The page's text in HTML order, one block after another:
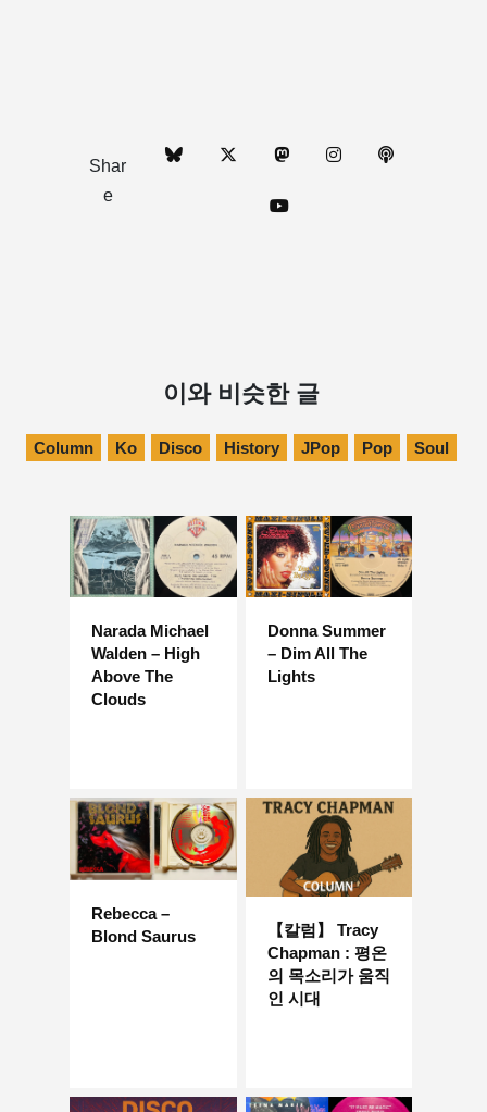
Shar
e
이와 비슷한 글
Column Ko Disco History JPop Pop Soul
Narada Michael
Walden – High
Above The
Clouds
Donna Summer
– Dim All The
Lights
Rebecca –
Blond Saurus
【칼럼】 Tracy
Chapman : 평온
의 목소리가 움직
인 시대